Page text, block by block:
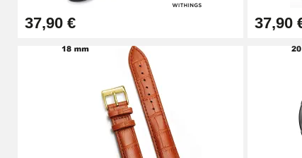
Boîte Pompe Bracelet Montre -
14,08 €
Boîte Pompe pour Bracelet Montre -
19,90 €
37,90 € 37,90